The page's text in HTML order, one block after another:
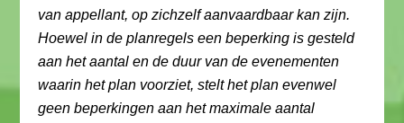
van appellant, op zichzelf aanvaardbaar kan zijn.
Hoewel in de planregels een beperking is gesteld
aan het aantal en de duur van de evenementen
waarin het plan voorziet, stelt het plan evenwel
geen beperkingen aan het maximale aantal